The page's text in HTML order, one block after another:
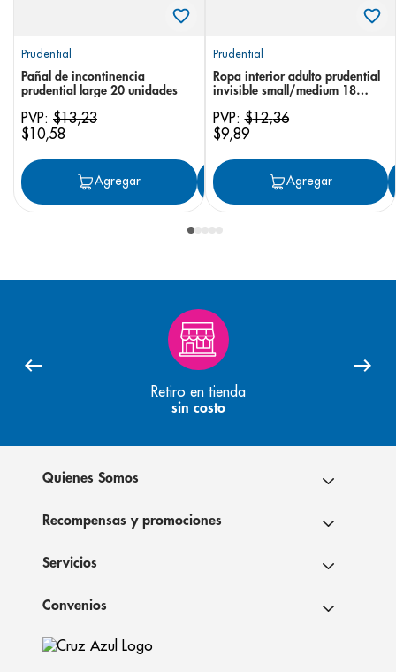
Prudential
Pañal de incontinencia
prudential large 20 unidades
PVP: $13,23
$10,58
Agregar Agregar
Prudential
Ropa interior adulto prudential
invisible small/medium 18
PVP:$12,36
$9,89
Agregar
Retiro en tienda
sin costo
Quienes Somos
Recompensas y promociones
Servicios
Convenios